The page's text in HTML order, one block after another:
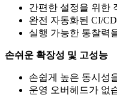
간편한 설정을 위한
완전 자동화된 CI/
실행 가능한 통찰력
손쉬운 확장성 및 고성능
손쉽게 높은 동시성
운영 오버헤드가 없